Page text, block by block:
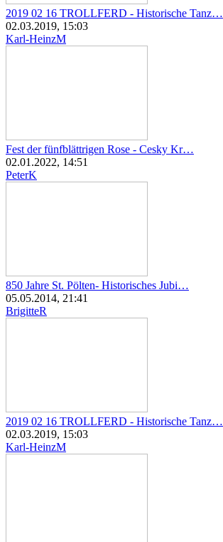
2019 02 16 TROLLFERD - Historische Tanz…
02.03.2019, 15:03
Karl-HeinzM
Fest der fünfblättrigen Rose - Cesky Kr…
02.01.2022, 14:51
PeterK
850 Jahre St. Pölten- Historisches Jubi…
05.05.2014, 21:41
BrigitteR
2019 02 16 TROLLFERD - Historische Tanz…
02.03.2019, 15:03
Karl-HeinzM